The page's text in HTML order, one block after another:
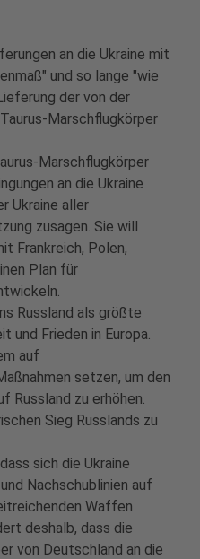
an die Ukraine mit
und so lange "wie
der von der
Marschflugkörper
Marschflugkörper
an die Ukraine
Ukraine aller
zusagen. Sie will
Frankreich, Polen,
Plan für
Russland als größte
und Frieden in Europa.
auf
setzen, um den
Russland zu erhöhen.
Sieg Russlands zu
sich die Ukraine
Nachschublinien auf
Waffen
deshalb, dass die
von Deutschland an die